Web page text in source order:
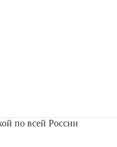
по всей России